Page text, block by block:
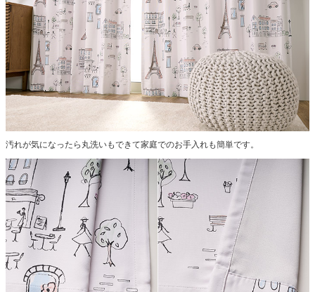
汚れが気になったら丸洗いもできて家庭でのお手入れも簡単です。